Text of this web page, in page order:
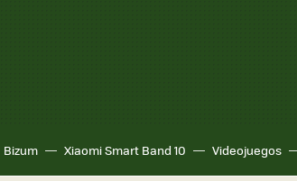
Bizum Xiaomi Smart Band 10 Videojuegos